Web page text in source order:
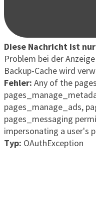
Diese Nachricht ist
Problem bei der
Backup-Cache wird
Fehler: Any of the
pages_manage_ads,
pages_messaging
impersonating a user's
Typ: OAuthException